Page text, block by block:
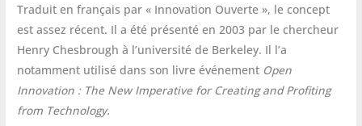
Traduit en français par « Innovation Ouverte », le concept
est assez récent. Il a été présenté en 2003 par le chercheur
Henry Chesbrough à l’université de Berkeley. Il l’a
notamment utilisé dans son livre événement Open
Innovation : The New Imperative for Creating and Profiting
from Technology.